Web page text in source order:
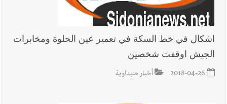
اشكال في خط السكة في تعمير عين الحلوة ومخابرات
الجيش اوقفت شخصين
2018-04-26 أخبار صيداوية